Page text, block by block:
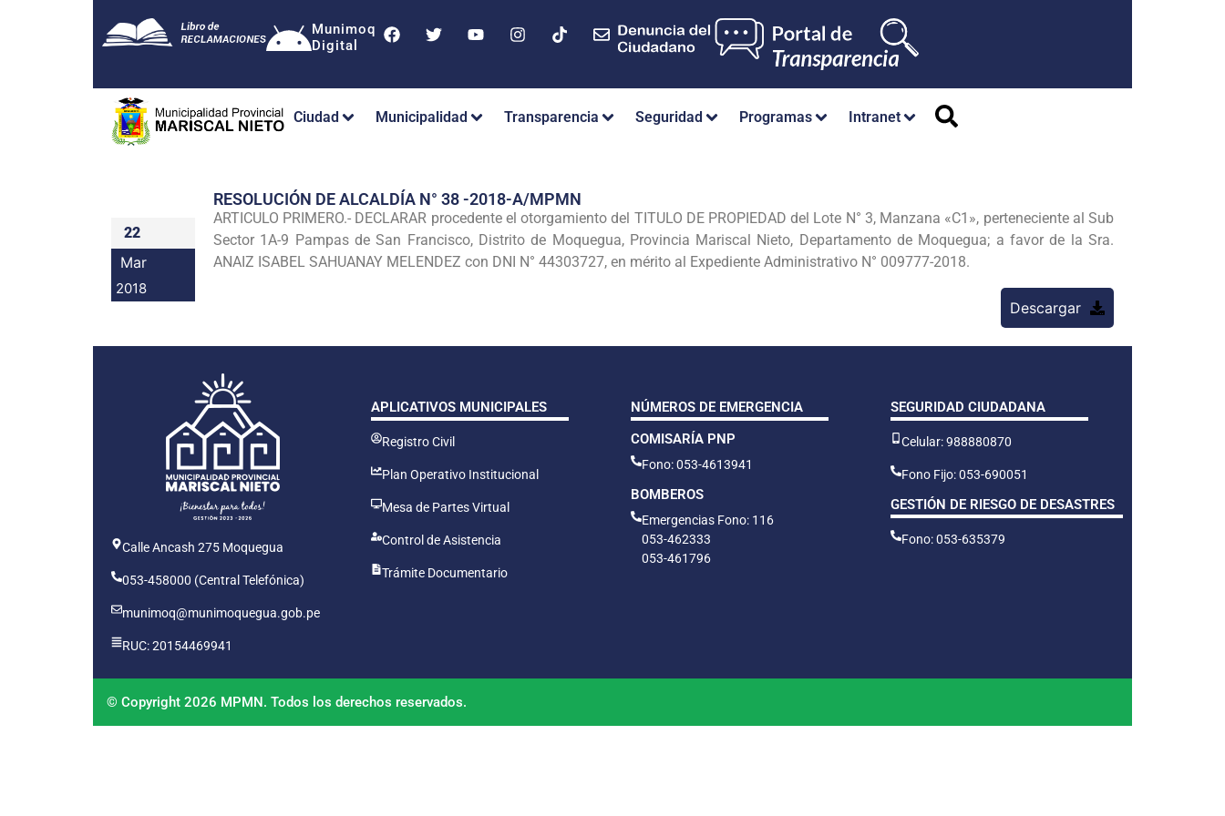
Munimoq
Digital
Ciudad Municipalidad Transparencia Seguridad Programas Intranet
22
Mar
2018
RESOLUCIÓN DE ALCALDÍA N° 38 -2018-A/MPMN
ARTICULO PRIMERO.- DECLARAR procedente el otorgamiento del TITULO DE PROPIEDAD del Lote N° 3, Manzana «C1», perteneciente al Sub
Sector 1A-9 Pampas de San Francisco, Distrito de Moquegua, Provincia Mariscal Nieto, Departamento de Moquegua; a favor de la Sra.
ANAIZ ISABEL SAHUANAY MELENDEZ con DNI N° 44303727, en mérito al Expediente Administrativo N° 009777-2018.
Descargar
Calle Ancash 275 Moquegua
053-458000 (Central Telefónica)
munimoq@munimoquegua.gob.pe
RUC: 20154469941
APLICATIVOS MUNICIPALES
Registro Civil
Plan Operativo Institucional
Mesa de Partes Virtual
Control de Asistencia
Trámite Documentario
NÚMEROS DE EMERGENCIA
COMISARÍA PNP
Fono: 053-4613941
BOMBEROS
Emergencias Fono: 116
053-462333
053-461796
SEGURIDAD CIUDADANA
Celular: 988880870
Fono Fijo: 053-690051
GESTIÓN DE RIESGO DE DESASTRES
Fono: 053-635379
© Copyright 2026 MPMN. Todos los derechos reservados.